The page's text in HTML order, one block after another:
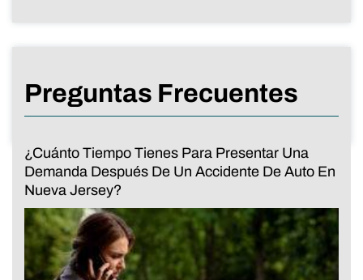
Preguntas Frecuentes
¿Cuánto Tiempo Tienes Para Presentar Una
Demanda Después De Un Accidente De Auto En
Nueva Jersey?